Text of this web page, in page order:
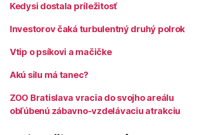
Kedysi dostala príležitosť
Investorov čaká turbulentný druhý polrok
Vtip o psíkovi a mačičke
Akú silu má tanec?
ZOO Bratislava vracia do svojho areálu
obľúbenú zábavno-vzdelávaciu atrakciu